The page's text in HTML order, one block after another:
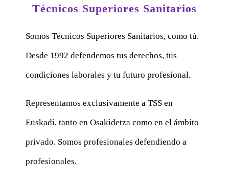
Técnicos Superiores Sanitarios
Somos Técnicos Superiores Sanitarios, como tú.
Desde 1992 defendemos tus derechos, tus
condiciones laborales y tu futuro profesional.
Representamos exclusivamente a TSS en
Euskadi, tanto en Osakidetza como en el ámbito
privado. Somos profesionales defendiendo a
profesionales.